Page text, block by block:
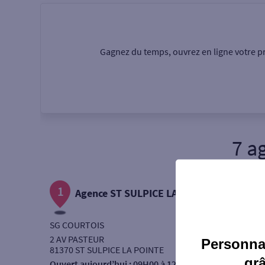
Ouverte le samedi
Autour de moi
Gagnez du temps, ouvrez en ligne votre
7
1 Agence ST SULPICE LA POINTE
SG COURTOIS
2 AV PASTEUR
81370 ST SULPICE LA POINTE